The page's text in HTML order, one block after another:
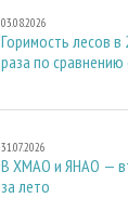
03.08.2026
Горимость лесов в
раза по
31.07.2026
В ХМАО и ЯНАО —
за лето